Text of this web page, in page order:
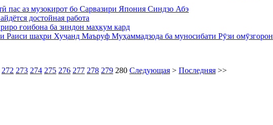
пас аз музокирот бо Сарвазири Япония Синдзо Абэ
достойная работа
ғоибона ба зиндон маҳкум кард
Раиси шаҳри Хуҷанд Маъруф Муҳаммадзода ба муносибати Рӯзи омӯзгорон
272 273 274 275 276 277 278 279 280 Следующая > Последняя >>